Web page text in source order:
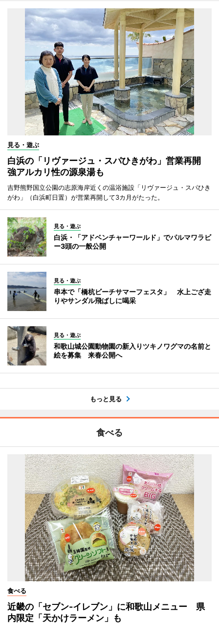
見る・遊ぶ
白浜の「リヴァージュ・スパひきがわ」営業再開
強アルカリ性の源泉湯も
吉野熊野国立公園の志原海岸近くの温浴施設「リヴァージュ・スパひき
がわ」（白浜町日置）が営業再開して3カ月がたった。
見る・遊ぶ
白浜・「アドベンチャーワールド」でパルマワラビ
ー3頭の一般公開
見る・遊ぶ
串本で「橋杭ビーチサマーフェスタ」 水上ござ走
りやサンダル飛ばしに喝采
見る・遊ぶ
和歌山城公園動物園の新入りツキノワグマの名前と
絵を募集 来春公開へ
もっと見る
食べる
食べる
近畿の「セブン-イレブン」に和歌山メニュー 県
内限定「天かけラーメン」も